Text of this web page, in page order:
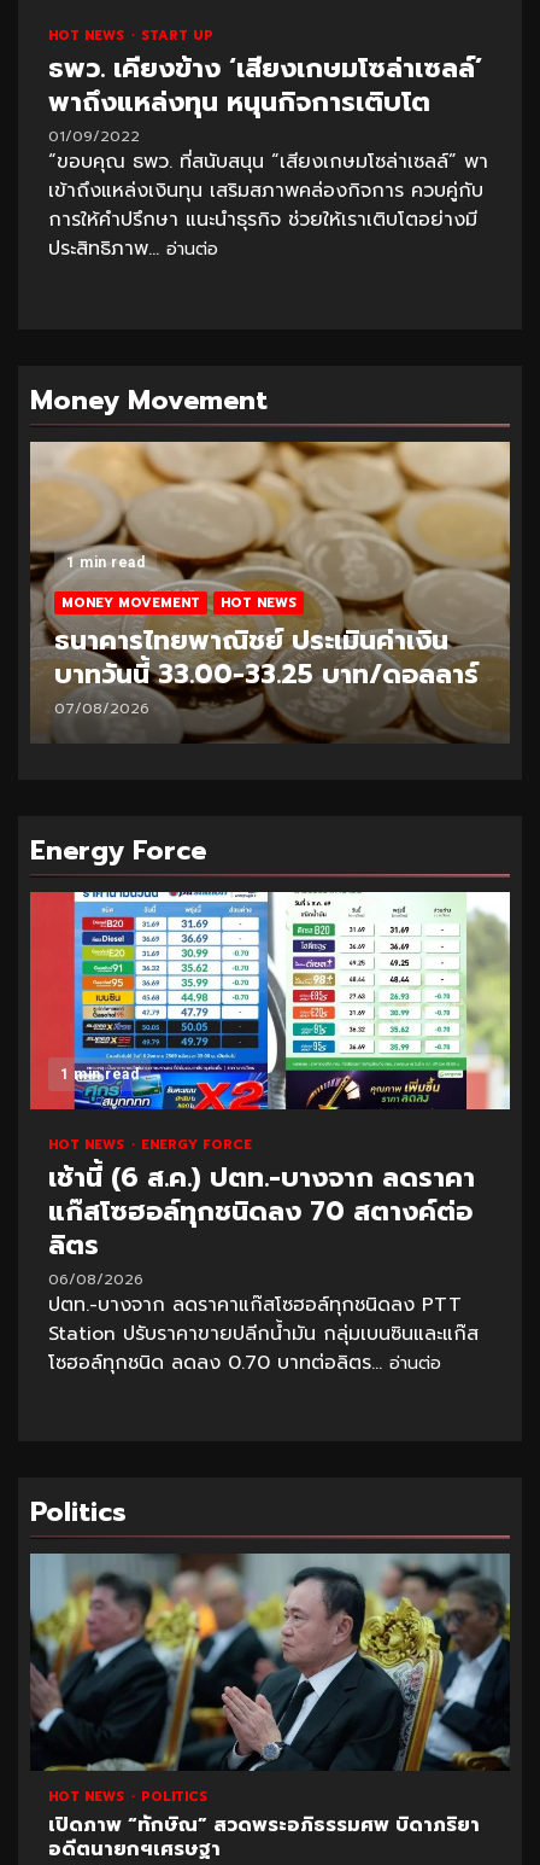
HOT NEWS START UP
ธพว. เคียงข้าง ‘เสียงเกษมโซล่าเซลล์’
พาถึงแหล่งทุน หนุนกิจการเติบโต
01/09/2022
“ขอบคุณ ธพว. ที่สนับสนุน “เสียงเกษมโซล่าเซลล์” พา
เข้าถึงแหล่งเงินทุน เสริมสภาพคล่องกิจการ ควบคู่กับ
การให้คำปรึกษา แนะนำธุรกิจ ช่วยให้เราเติบโตอย่างมี
ประสิทธิภาพ... อ่านต่อ
Money Movement
เมินค่าเงิน
บาท/ดอลลาร์
1 min read
MONEY MOVEMENT HOT NEWS
ธนาคารไทยพาณิชย์ ประเ
บาทวันนี้ 32.95-33.20 บ
06/08/2026
Energy Force
1 min read
HOT NEWS ENERGY FORCE
เช้านี้ (6 ส.ค.) ปตท.-บางจาก ลดราคา
แก๊สโซฮอล์ทุกชนิดลง 70 สตางค์ต่อ
ลิตร
06/08/2026
ปตท.-บางจาก ลดราคาแก๊สโซฮอล์ทุกชนิดลง PTT
Station ปรับราคาขายปลีกน้ำมัน กลุ่มเบนซินและแก๊ส
โซฮอล์ทุกชนิด ลดลง 0.70 บาทต่อลิตร... อ่านต่อ
Politics
HOT NEWS POLITICS
เปิดภาพ “ทักษิณ” สวดพระอภิธรรมศพ บิดาภริยา
อดีตนายกฯเศรษฐา